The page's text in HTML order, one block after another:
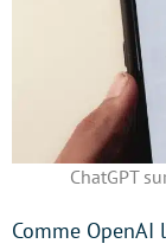
ChatGPT
Comme OpenAI